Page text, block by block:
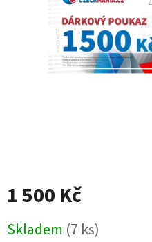
1 500 Kč
cena:
Skladem (7 ks)